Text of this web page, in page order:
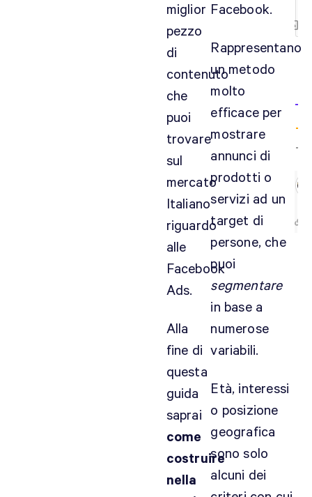
miglior
pezzo
di
contenuto
che
puoi
trovare
sul
mercato
Italiano
riguardo
alle
Facebook
Ads.
Alla
fine di
questa
guida
saprai
come
costruire
nella
Facebook.
Rappresentano
un metodo
molto
efficace per
mostrare
annunci di
prodotti o
servizi ad un
target di
persone, che
puoi
segmentare
in base a
numerose
variabili.
Età, interessi
o posizione
geografica
sono solo
alcuni dei